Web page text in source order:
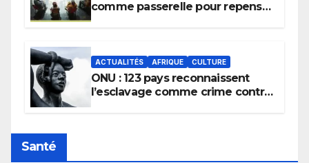
comme passerelle pour repenser
ACTUALITÉS AFRIQUE CULTURE
ONU : 123 pays reconnaissent
l’esclavage comme crime contre
Santé